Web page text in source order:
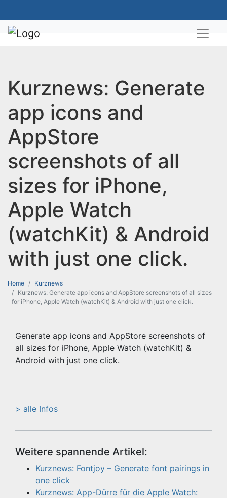
Kurznews: Generate
app icons and
AppStore
screenshots of all
sizes for iPhone,
Apple Watch
(watchKit) & Android
with just one click.
Home
Kurznews
Kurznews: Generate app icons and AppStore screenshots of all sizes
for iPhone, Apple Watch (watchKit) & Android with just one click.
Generate app icons and AppStore screenshots of
all sizes for iPhone, Apple Watch (watchKit) &
Android with just one click.
> alle Infos
Weitere spannende Artikel:
Kurznews: Fontjoy – Generate font pairings in
one click
Kurznews: App-Dürre für die Apple Watch: